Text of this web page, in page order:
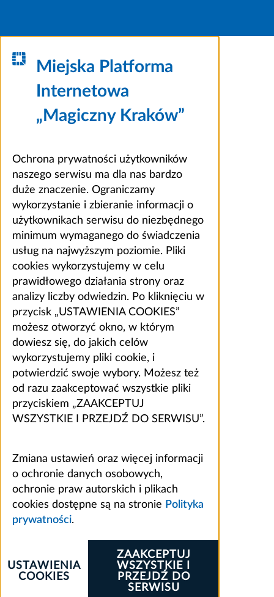
Miejska Platforma
Internetowa
„Magiczny Kraków”
Ochrona prywatności użytkowników
naszego serwisu ma dla nas bardzo
duże znaczenie. Ograniczamy
wykorzystanie i zbieranie informacji o
użytkownikach serwisu do niezbędnego
minimum wymaganego do świadczenia
usług na najwyższym poziomie. Pliki
cookies wykorzystujemy w celu
prawidłowego działania strony oraz
analizy liczby odwiedzin. Po kliknięciu w
przycisk „USTAWIENIA COOKIES”
możesz otworzyć okno, w którym
dowiesz się, do jakich celów
wykorzystujemy pliki cookie, i
potwierdzić swoje wybory. Możesz też
od razu zaakceptować wszystkie pliki
przyciskiem „ZAAKCEPTUJ
WSZYSTKIE I PRZEJDŹ DO SERWISU”.
Zmiana ustawień oraz więcej informacji
o ochronie danych osobowych,
ochronie praw autorskich i plikach
cookies dostępne są na stronie Polityka
prywatności.
ZAAKCEPTUJ
WSZYSTKIE I
PRZEJDŹ DO
SERWISU
USTAWIENIA
COOKIES